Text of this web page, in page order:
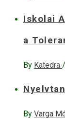
Iskolai
a
By Katedra /
By Varga